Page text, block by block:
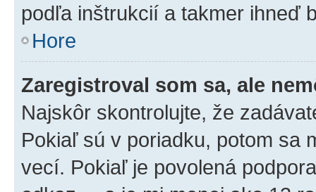
podľa inštrukcií a takmer ihneď
Hore
Zaregistroval som sa, ale
Najskôr skontrolujte, že
Pokiaľ sú v poriadku, potom sa
vecí. Pokiaľ je povolená